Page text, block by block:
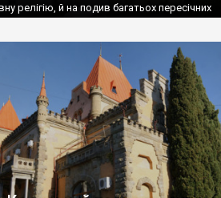
релігію, й на подив багатьох пересічних